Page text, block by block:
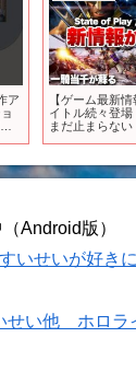
ア
【ゲーム最新
イトル続々登
まだ止まらない
Android版）
せいが好きに
せい他 ホロラ